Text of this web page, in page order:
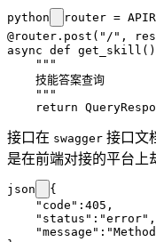
python
router =
@router.post("/",
async def
    """
    技能答案查询
    """
接口在 swagger 接口文
是在前端对接的平台上
json
{
    "code":405,
    "status":"error",